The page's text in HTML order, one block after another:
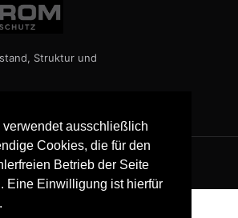
verwendet ausschließlich
Cookies, die für den
Betrieb der Seite
Eine Einwilligung ist hierfür
Struktur und